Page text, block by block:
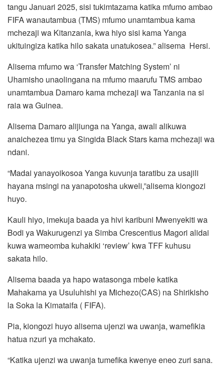
tangu Januari 2025, sisi tukimtazama katika mfumo ambao
FIFA wanautambua (TMS) mfumo unamtambua kama
mchezaji wa Kitanzania, kwa hiyo sisi kama Yanga
ukituingiza katika hilo sakata unatukosea.” alisema Hersi.
Alisema mfumo wa ‘Transfer Matching System’ ni
Uhamisho unaolingana na mfumo maarufu TMS ambao
unamtambua Damaro kama mchezaji wa Tanzania na si
raia wa Guinea.
Alisema Damaro alijiunga na Yanga, awali alikuwa
anaichezea timu ya Singida Black Stars kama mchezaji wa
ndani.
“Madai yanayoikosoa Yanga kuvunja taratibu za usajili
hayana msingi na yanapotosha ukweli,”alisema kiongozi
huyo.
Kauli hiyo, imekuja baada ya hivi karibuni Mwenyekiti wa
Bodi ya Wakurugenzi ya Simba Crescentius Magori alidai
kuwa wameomba kuhakiki ‘review’ kwa TFF kuhusu
sakata hilo.
Alisema baada ya hapo watasonga mbele katika
Mahakama ya Usuluhishi ya Michezo(CAS) na Shirikisho
la Soka la Kimataifa ( FIFA).
Pia, kiongozi huyo alisema ujenzi wa uwanja, wamefikia
hatua nzuri ya mchakato.
“Katika ujenzi wa uwanja tumefika kwenye eneo zuri sana.